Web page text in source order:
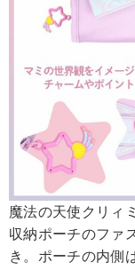
魔法の天使クリィ
収納ポーチのファ
き。ポーチの内側